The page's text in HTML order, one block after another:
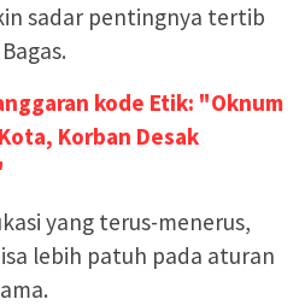
sadar pentingnya tertib
kode Etik: "Oknum
Korban Desak
yang terus-menerus,
lebih patuh pada aturan